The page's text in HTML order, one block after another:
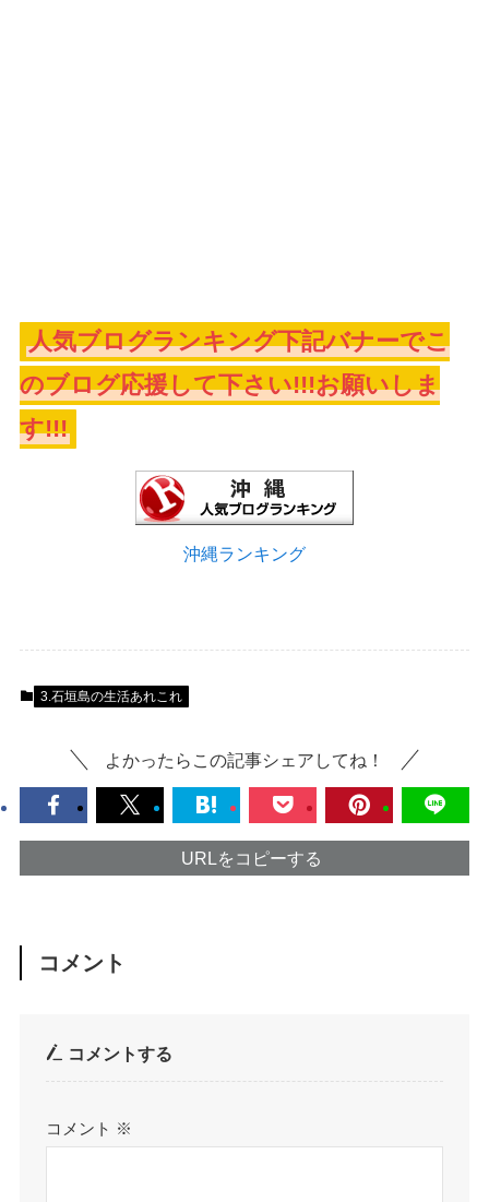
人気ブログランキング下記バナーでこ
のブログ応援して下さい!!!お願いしま
す!!!
沖縄ランキング
3.石垣島の生活あれこれ
よかったらこの記事シェアしてね！
URLをコピーする
コメント
コメントする
コメント ※